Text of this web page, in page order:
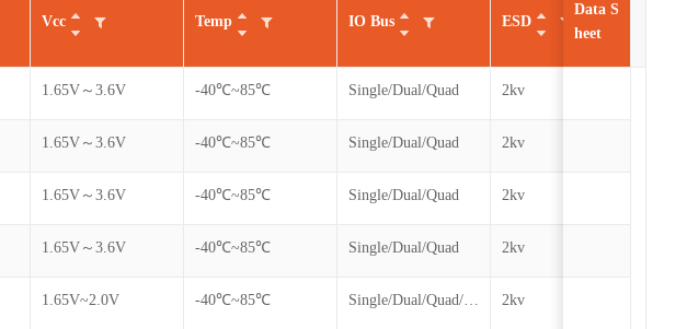
Vcc Temp IO Bus ESD
1.65V～3.6V -40℃~85℃ Single/Dual/Quad 2kv
1.65V～3.6V -40℃~85℃ Single/Dual/Quad 2kv
1.65V～3.6V -40℃~85℃ Single/Dual/Quad 2kv
1.65V～3.6V -40℃~85℃ Single/Dual/Quad 2kv
1.65V~2.0V -40℃~85℃ Single/Dual/Quad/QPI 2kv
Data S
heet